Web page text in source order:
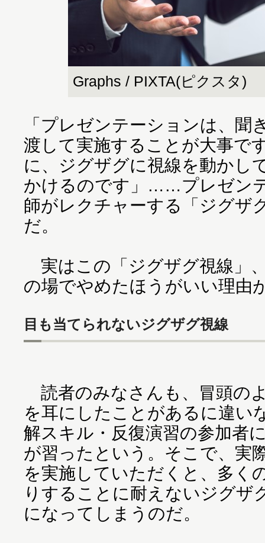
Graphs / PIXTA(ピクスタ)
「プレゼンテーションは、聞
渡して実施することが大事で
に、ジグザグに視線を動かし
かけるのです」……プレゼン
師がレクチャーする「ジグザ
だ。
実はこの「ジグザグ視線」
の場でやめたほうがいい理由
目も当てられないジグザグ視線
読者のみなさんも、冒頭の
を耳にしたことがあるに違い
解スキル・反復演習の参加者
が習ったという。そこで、実
を実施していただくと、多く
りすることに耐えないジグザ
になってしまうのだ。